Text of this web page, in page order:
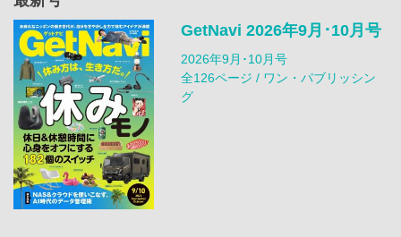
GetNavi 2026年9月･10月号
2026年9月･10月号
全126ページ / ワン・パブリッシン
グ